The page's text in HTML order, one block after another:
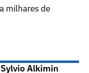
milhares de
Alkimin